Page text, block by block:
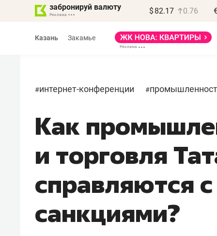
забронируй валюту $ 82.17 0.76
Казань Закамье
#интернет-конференции #
Как
и торговля
справляются
санкциями?